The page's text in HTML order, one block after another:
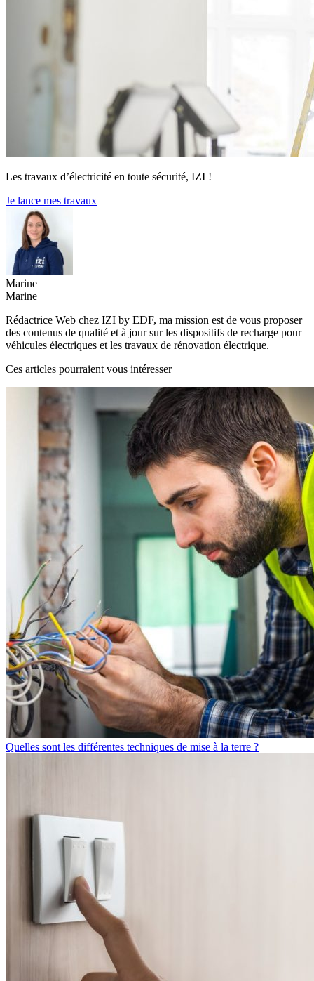
Les travaux d’électricité en toute sécurité, IZI !
Je lance mes travaux
Marine
Marine
Rédactrice Web chez IZI by EDF, ma mission est de vous proposer
des contenus de qualité et à jour sur les dispositifs de recharge pour
véhicules électriques et les travaux de rénovation électrique.
Ces articles pourraient vous intéresser
Quelles sont les différentes techniques de mise à la terre ?